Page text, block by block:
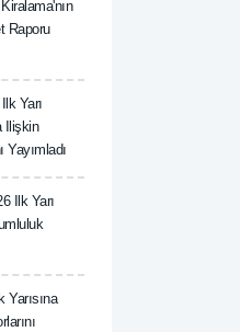
Raporu
Yarı
Ilişkin
Yayımladı
Ilk Yarı
Yarısına